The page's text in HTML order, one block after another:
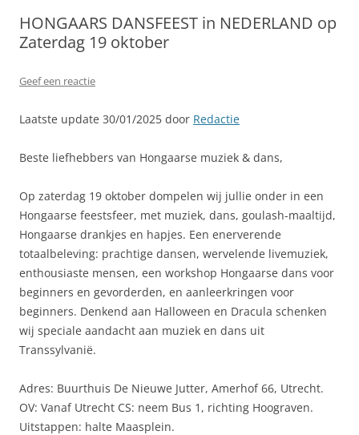
HONGAARS DANSFEEST in NEDERLAND op
Zaterdag 19 oktober
Geef een reactie
Laatste update 30/01/2025 door Redactie
Beste liefhebbers van Hongaarse muziek & dans,
Op zaterdag 19 oktober dompelen wij jullie onder in een
Hongaarse feestsfeer, met muziek, dans, goulash-maaltijd,
Hongaarse drankjes en hapjes. Een enerverende
totaalbeleving: prachtige dansen, wervelende livemuziek,
enthousiaste mensen, een workshop Hongaarse dans voor
beginners en gevorderden, en aanleerkringen voor
beginners. Denkend aan Halloween en Dracula schenken
wij speciale aandacht aan muziek en dans uit
Transsylvanië.
Adres: Buurthuis De Nieuwe Jutter, Amerhof 66, Utrecht.
OV: Vanaf Utrecht CS: neem Bus 1, richting Hoograven.
Uitstappen: halte Maasplein.